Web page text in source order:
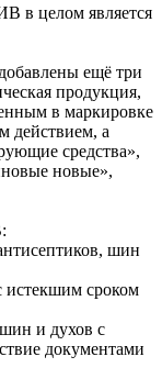
в целом является
ещё три
продукция,
в маркировке
действием, а
средства»,
новые»,
шин
истекшим сроком
и духов с
документами